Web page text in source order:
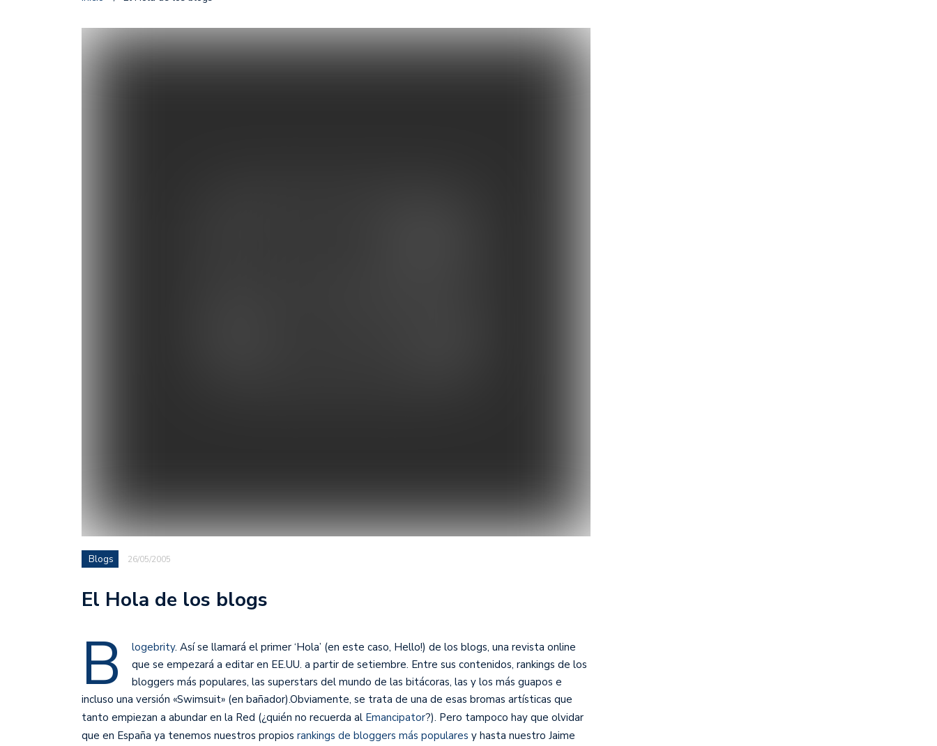
Blogs 26/05/2005
El Hola de los blogs
B logebrity. Así se llamará el primer ‘Hola’ (en este caso, Hello!) de los blogs, una revista online
que se empezará a editar en EE.UU. a partir de setiembre. Entre sus contenidos, rankings de los
bloggers más populares, las superstars del mundo de las bitácoras, las y los más guapos e
incluso una versión «Swimsuit» (en bañador).Obviamente, se trata de una de esas bromas artísticas que
tanto empiezan a abundar en la Red (¿quién no recuerda al Emancipator?). Pero tampoco hay que olvidar
que en España ya tenemos nuestros propios rankings de bloggers más populares y hasta nuestro Jaime